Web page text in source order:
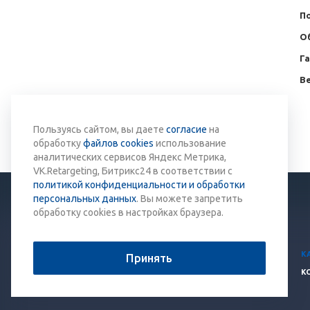
Вернуться к списку
© 2026 Все права защищены.
Пользуясь сайтом, вы даете согласие на
обработкуфайлов cookies использование
аналитических сервисов Яндекс Метрика,
VK.Retargeting, Битрикс24 в соответствии с
политикой конфиденциальности и обработки
персональных данных. Вы можете запретить
обработку cookies в настройках браузера.
Принять